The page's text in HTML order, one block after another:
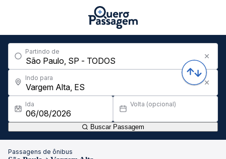
Partindo de
Indo para
Ida Volta (opcional)
Buscar Passagem
Passagens de ônibus